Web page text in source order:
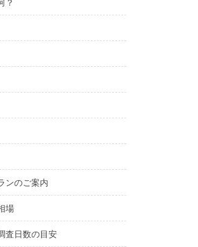
？
ンのご案内
場
査日数の目安